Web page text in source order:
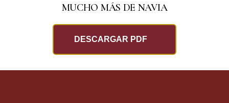
MUCHO MÁS DE NAVIA
DESCARGAR PDF